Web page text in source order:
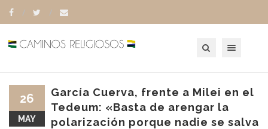
García Cuerva, frente a Milei en el
Tedeum: «Basta de arengar la
polarización porque nadie se salva
26
MAY